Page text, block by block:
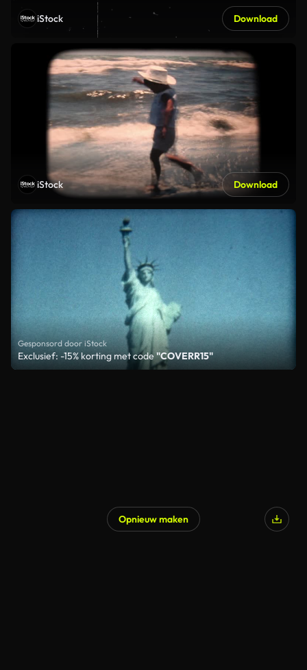
iStock Download
iStock Download
Gesponsord door iStock
Exclusief: -15% korting met code"COVERR15"
Opnieuw maken